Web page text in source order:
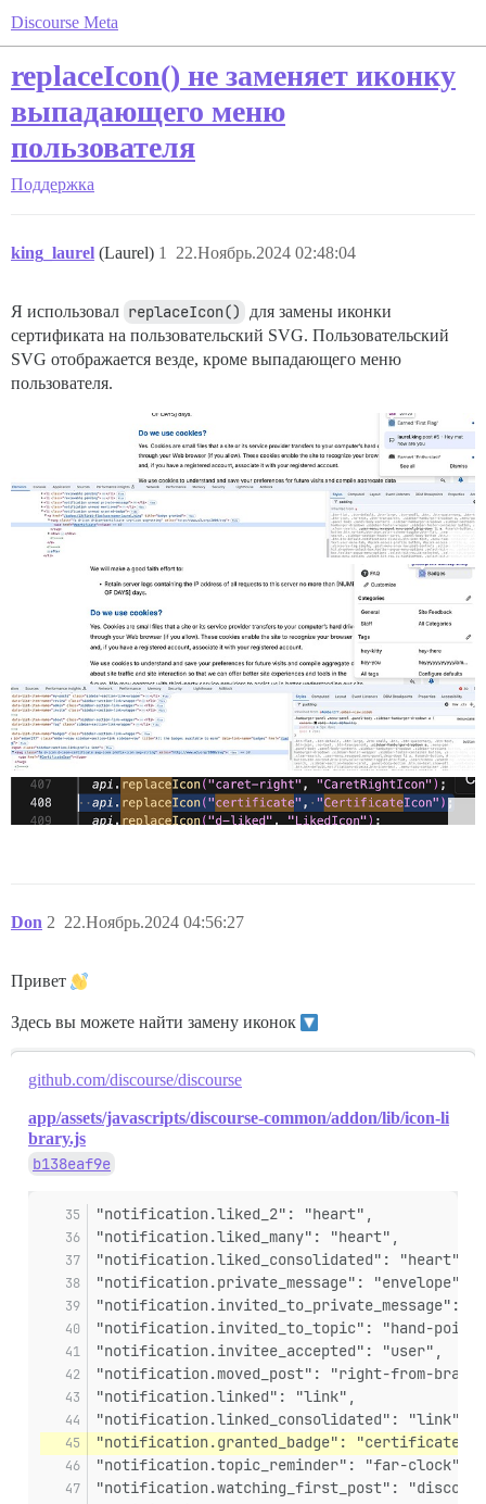
Discourse Meta
replaceIcon() не заменяет иконку
выпадающего меню
пользователя
Поддержка
king_laurel (Laurel) 22.Ноябрь.2024 02:48:04
1
Я использовал replaceIcon()
для замены иконки
сертификата на пользовательский SVG. Пользовательский
SVG отображается везде, кроме выпадающего меню
пользователя.
Don 22.Ноябрь.2024 04:56:27
2
Привет
Здесь вы можете найти замену иконок
github.com/discourse/discourse
app/assets/javascripts/discourse-common/addon/lib/icon-li
brary.js
b138eaf9e
"notification.liked_2": "heart",
"notification.liked_many": "heart",
"notification.liked_consolidated": "heart",
"notification.private_message": "envelope",
"notification.invited_to_private_message":
"notification.invited_to_topic": "hand-
"notification.invitee_accepted": "user",
"notification.moved_post": "right-from-
"notification.linked": "link",
"notification.linked_consolidated": "link",
"notification.granted_badge": "certificate",
"notification.topic_reminder": "far-clock",
"notification.watching_first_post":